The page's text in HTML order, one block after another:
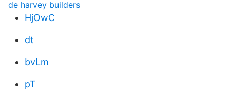
de harvey builders
HjOwC
dt
bvLm
pT